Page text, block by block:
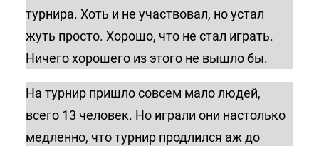
турнира. Хоть и не участвовал, но устал
жуть просто. Хорошо, что не стал играть.
Ничего хорошего из этого не вышло бы.
На турнир пришло совсем мало людей,
всего 13 человек. Но играли они настолько
медленно, что турнир продлился аж до